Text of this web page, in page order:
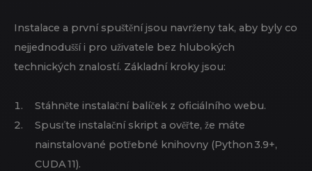
Instalace a první spuštění jsou navrženy tak, aby byly co
nejjednodušší i pro uživatele bez hlubokých
technických znalostí. Základní kroky jsou:
Stáhněte instalační balíček z oficiálního webu.
Spusťte instalační skript a ověřte, že máte
nainstalované potřebné knihovny (Python 3.9+,
CUDA 11).